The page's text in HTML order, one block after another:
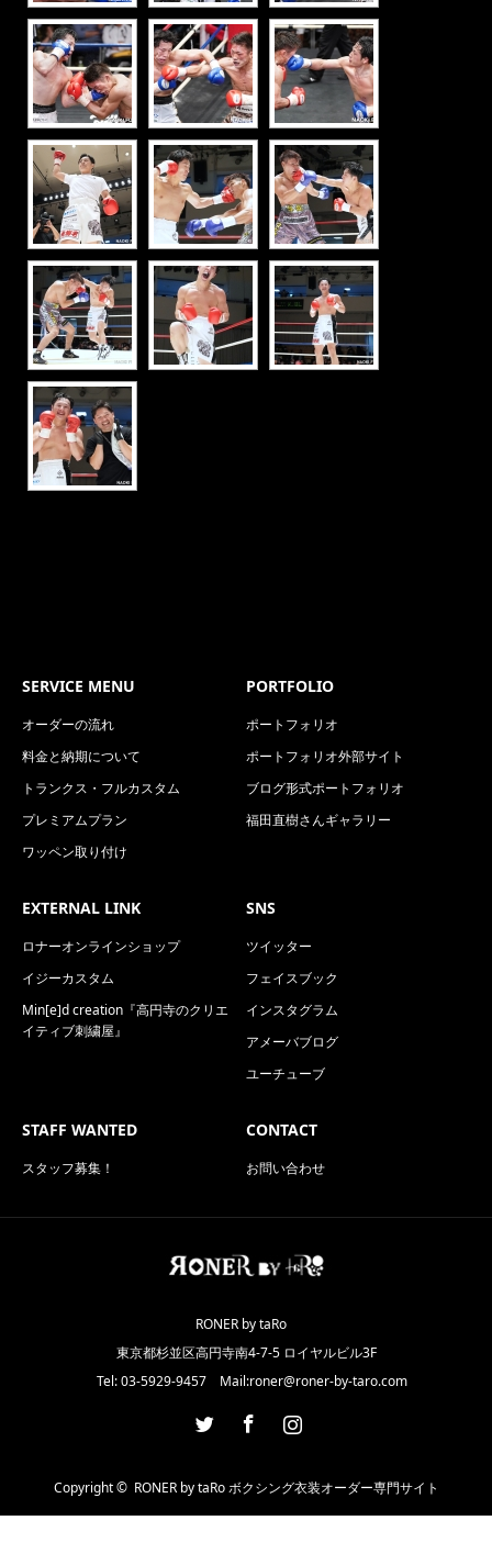
SERVICE MENU
オーダーの流れ
料金と納期について
トランクス・フルカスタム
プレミアムプラン
ワッペン取り付け
PORTFOLIO
ポートフォリオ
ポートフォリオ外部サイト
ブログ形式ポートフォリオ
福田直樹さんギャラリー
EXTERNAL LINK
ロナーオンラインショップ
イジーカスタム
Min[e]d creation『高円寺のクリエ
イティブ刺繍屋』
SNS
ツイッター
フェイスブック
インスタグラム
アメーバブログ
ユーチューブ
STAFF WANTED
スタッフ募集！
CONTACT
お問い合わせ
RONER by taRo
東京都杉並区高円寺南4-7-5 ロイヤルビル3F
Tel: 03-5929-9457 Mail:roner@roner-by-taro.com
Instagram
Copyright © RONER by taRo ボクシング衣装オーダー専門サイト